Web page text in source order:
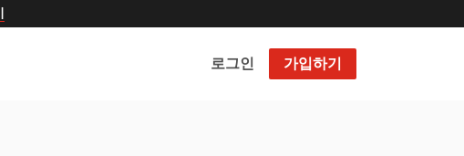
로그인 가입하기